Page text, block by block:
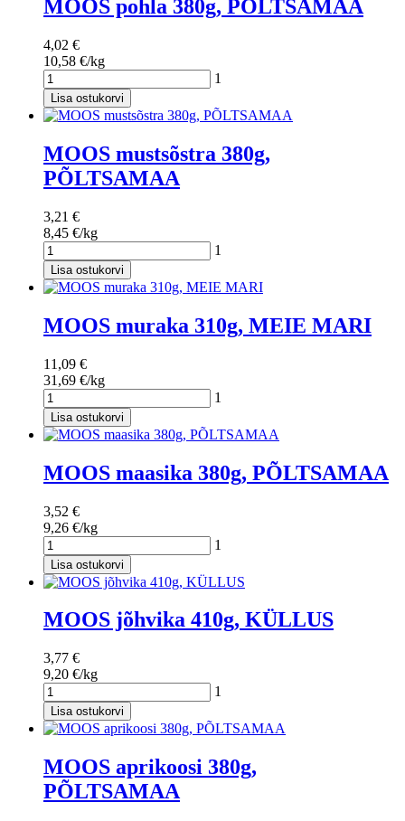
MOOS pohla 380g, PÕLTSAMAA
4,02 €
10,58 €/kg
1
Lisa ostukorvi
MOOS mustsõstra 380g,
PÕLTSAMAA
3,21 €
8,45 €/kg
1
Lisa ostukorvi
MOOS muraka 310g, MEIE MARI
11,09 €
31,69 €/kg
1
Lisa ostukorvi
MOOS maasika 380g, PÕLTSAMAA
3,52 €
9,26 €/kg
1
Lisa ostukorvi
MOOS jõhvika 410g, KÜLLUS
3,77 €
9,20 €/kg
1
Lisa ostukorvi
MOOS aprikoosi 380g,
PÕLTSAMAA